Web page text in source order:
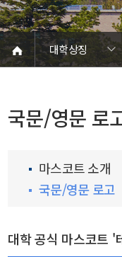
대학상징
국문/영문 로
마스코트 소개
국문/영문 로고
대학 공식 마스코트 '